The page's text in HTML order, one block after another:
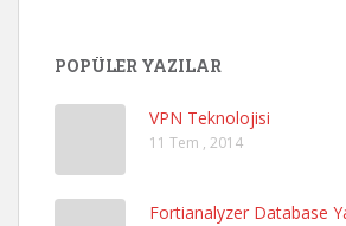
POPÜLER YAZILAR
VPN Teknolojisi
11 Tem , 2014
Fortianalyzer Database